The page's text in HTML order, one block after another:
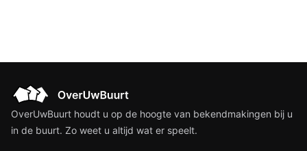
OverUwBuurt houdt u op de hoogte van bekendmakingen bij u
in de buurt. Zo weet u altijd wat er speelt.